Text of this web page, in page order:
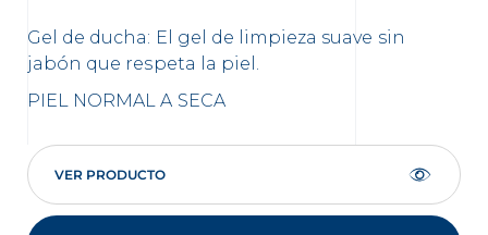
Gel de ducha: El gel de limpieza suave sin
jabón que respeta la piel.
PIEL NORMAL A SECA
VER PRODUCTO